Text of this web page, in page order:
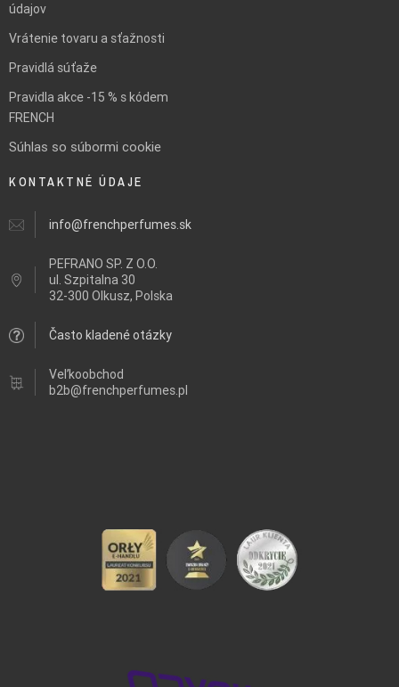
údajov
Vrátenie tovaru a sťažnosti
Pravidlá súťaže
Pravidla akce -15 % s kódem
FRENCH
Súhlas so súbormi cookie
KONTAKTNÉ ÚDAJE
info@frenchperfumes.sk
PEFRANO SP. Z O.O.
ul. Szpitalna 30
32-300 Olkusz, Polska
Často kladené otázky
Veľkoobchod
b2b@frenchperfumes.pl